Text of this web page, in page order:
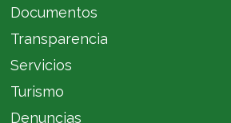
Documentos
Transparencia
Servicios
Turismo
Denuncias